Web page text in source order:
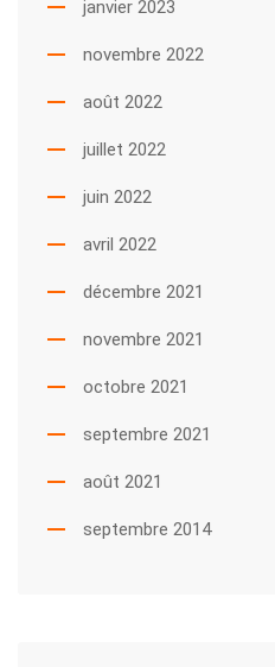
janvier 2023
novembre 2022
août 2022
juillet 2022
juin 2022
avril 2022
décembre 2021
novembre 2021
octobre 2021
septembre 2021
août 2021
septembre 2014